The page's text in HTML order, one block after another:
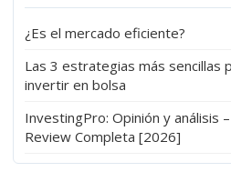
¿Es el mercado eficiente?
Las 3 estrategias más sencillas
invertir en bolsa
InvestingPro: Opinión y análisis –
Review Completa [2026]